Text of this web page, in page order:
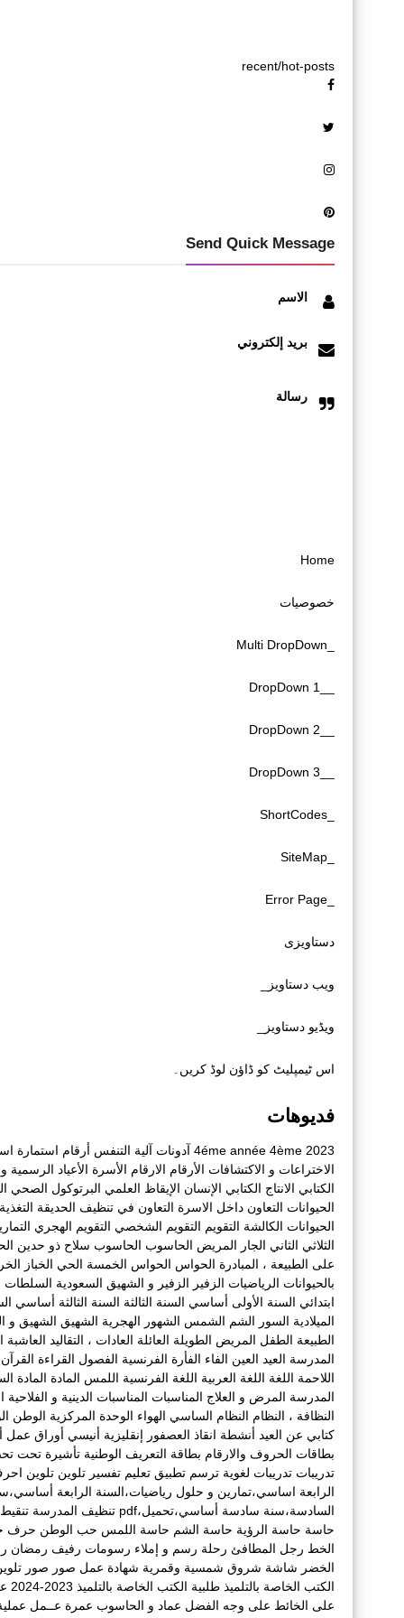
recent/hot-posts
Send Quick Message
الاسم
بريد إلكتروني
رسالة
Home
خصوصیات
دستاویزی
ویب دستاویز_
ویڈیو دستاویز_
اس ٹیمپلیٹ کو ڈاؤن لوڈ کریں۔
فديوهات
2023
4ème
4éme année آدونات آلية التنفس أرقام استمارة
الاختراعات و الاكتشافات الأرقام الارقام الأسرة الأعياد الرسمية و
الكتابي الانتاج الكتابي الإنسان الإيقاظ العلمي البرتوكول الصحي
الحيوانات التعاون داخل الاسرة التعاون في تنظيف الحديقة التغذية
الحيوانات الكالشة التقويم التقويم الشخصي التقويم الهجري
الثلاثي الثاني الجار المريض الحاسوب الحاسوب سلاح ذو حدين
على الطبيعة ، المبادرة الحواس الحواس الخمسة الحي الخباز
بالحيوانات الرياضيات الزفير الزفير و الشهيق السعودية السلطات
ابتدائي السنة الأولى أساسي السنة الثالثة السنة الثالثة أساسي
الميلادية السور الشم الشمس الشهور الهجرية الشهيق الشهيق و
الطبيعة الطفل المريض الطويلة العائلة العادات ، التقاليد العاشبة
المدرسة العيد العين الفاء الفأرة الفرنسية الفصول القراءة القرآن
اللاحمة اللغة اللغة العربية اللغة الفرنسية اللمس المادة المادة
المدرسة المرض و العلاج المناسبات المناسبات الدينية و الفلاحية
النظافة ، النظام النظام الساسي الهواء الوحدة المركزية الوطن
كتابي عن العيد أنشطة انقاذ العصفور إنقليزية أنيسي أوراق عمل
بطاقات الحروف والارقام بطاقة التعريف الوطنية تأشيرة تحت
تدريبات تدريبات لغوية ترسم تطبيق تعليم تفسير تلوين تلوين
الرابعة اساسي،تمارين و حلول رياضيات،السنة الرابعة
السادسة،سنة سادسة أساسي،تحميل،pdf
تنظيف المدرسة تنقيط
حاسة حاسة الرؤية حاسة الشم حاسة اللمس حب الوطن حرف
الخط رجل المطافئ رحلة رسم و إملاء رسومات رفيف رمضان
الخضر شاشة شروق شمسية وقمرية شهادة عمل صور صور
الكتب الخاصة بالتلميذ طلبية الكتب الخاصة بالتلميذ 2023-2024
على الخائط على وجه الفضل عماد و الحاسوب عمرة عــمل